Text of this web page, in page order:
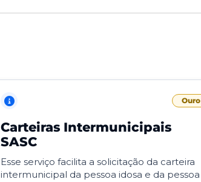
Ouro
Carteiras Intermunicipais
SASC
Esse serviço facilita a solicitação da carteira
intermunicipal da pessoa idosa e da pessoa